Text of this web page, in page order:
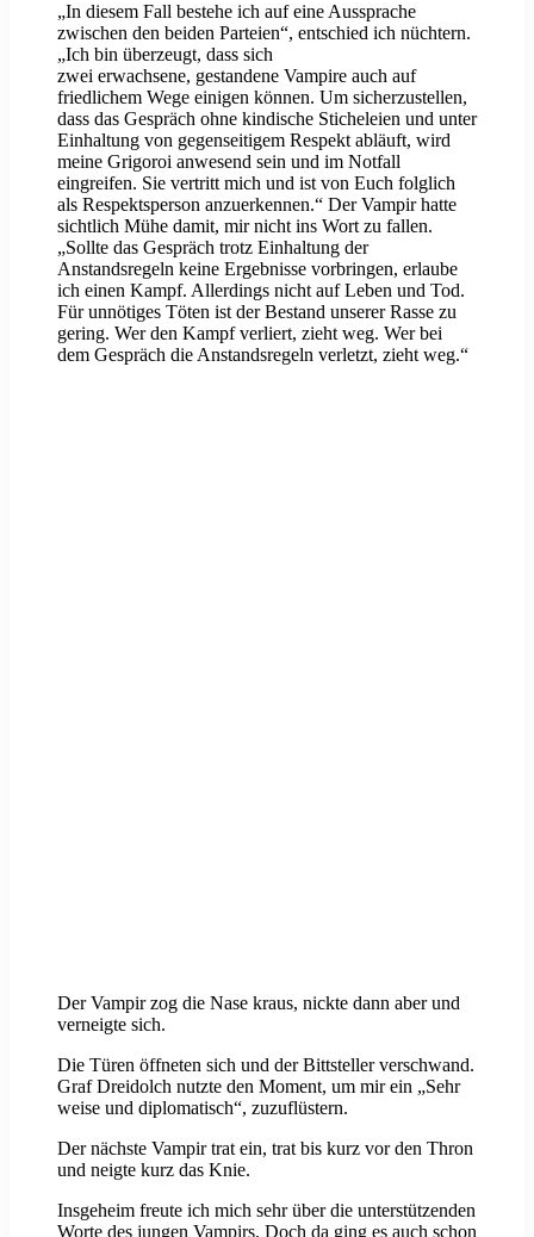
„In diesem Fall bestehe ich auf eine Aussprache
zwischen den beiden Parteien“, entschied ich nüchtern.
„Ich bin überzeugt, dass sich
zwei erwachsene, gestandene Vampire auch auf
friedlichem Wege einigen können. Um sicherzustellen,
dass das Gespräch ohne kindische Sticheleien und unter
Einhaltung von gegenseitigem Respekt abläuft, wird
meine Grigoroi anwesend sein und im Notfall
eingreifen. Sie vertritt mich und ist von Euch folglich
als Respektsperson anzuerkennen.“ Der Vampir hatte
sichtlich Mühe damit, mir nicht ins Wort zu fallen.
„Sollte das Gespräch trotz Einhaltung der
Anstandsregeln keine Ergebnisse vorbringen, erlaube
ich einen Kampf. Allerdings nicht auf Leben und Tod.
Für unnötiges Töten ist der Bestand unserer Rasse zu
gering. Wer den Kampf verliert, zieht weg. Wer bei
dem Gespräch die Anstandsregeln verletzt, zieht weg.“
Der Vampir zog die Nase kraus, nickte dann aber und
verneigte sich.
Die Türen öffneten sich und der Bittsteller verschwand.
Graf Dreidolch nutzte den Moment, um mir ein „Sehr
weise und diplomatisch“, zuzuflüstern.
Der nächste Vampir trat ein, trat bis kurz vor den Thron
und neigte kurz das Knie.
Insgeheim freute ich mich sehr über die unterstützenden
Worte des jungen Vampirs. Doch da ging es auch schon